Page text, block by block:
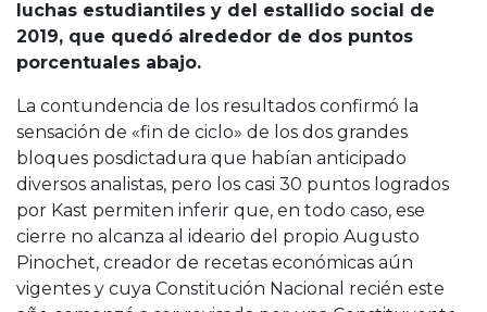
luchas estudiantiles y del estallido social de
2019, que quedó alrededor de dos puntos
porcentuales abajo.
La contundencia de los resultados confirmó la
sensación de «fin de ciclo» de los dos grandes
bloques posdictadura que habían anticipado
diversos analistas, pero los casi 30 puntos logrados
por Kast permiten inferir que, en todo caso, ese
cierre no alcanza al ideario del propio Augusto
Pinochet, creador de recetas económicas aún
vigentes y cuya Constitución Nacional recién este